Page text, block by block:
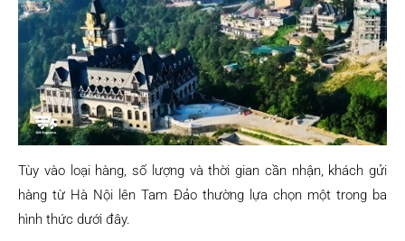
Tùy vào loại hàng, số lượng và thời gian cần nhận, khách gửi
hàng từ Hà Nội lên Tam Đảo thường lựa chọn một trong ba
hình thức dưới đây.